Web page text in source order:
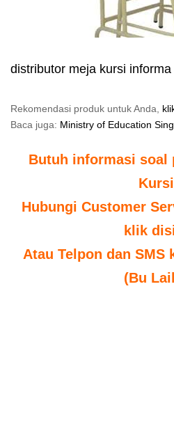
distributor meja kursi
Rekomendasi produk untuk Anda,
Baca juga: Ministry of Education
Butuh informasi soal
Kursi
Hubungi Customer
klik
Atau Telpon dan SMS
(Bu